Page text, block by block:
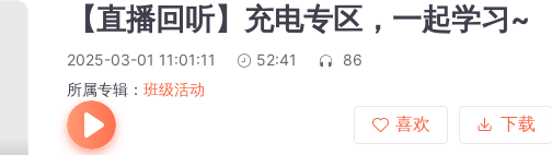
【直播回听】充电专区，一起学习~
2025-03-01 11:01:11 52:41
86
所属专辑： 班级活动
喜欢
下载